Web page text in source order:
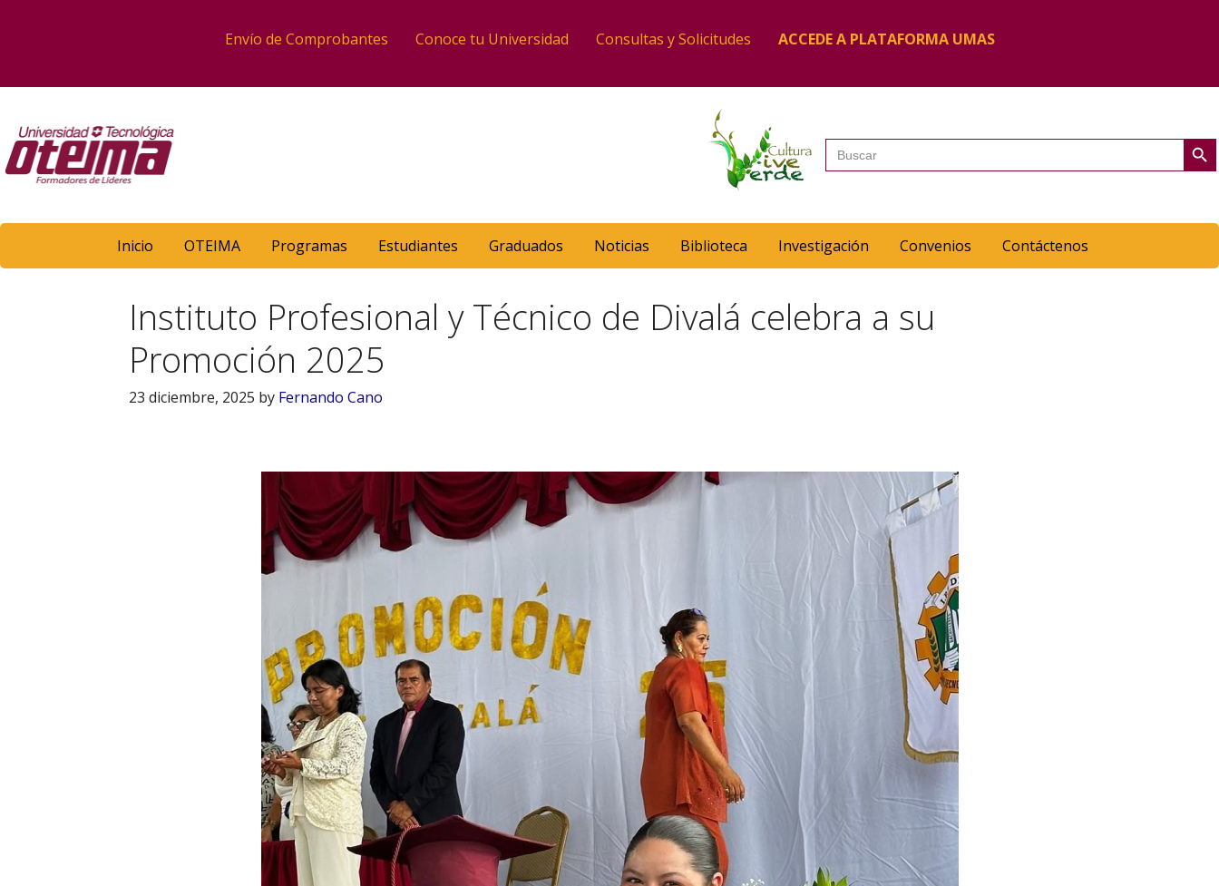
Envío de Comprobantes Conoce tu Universidad Consultas y Solicitudes ACCEDE A PLATAFORMA UMAS
Buscar: Botón de
Inicio OTEIMA Programas Estudiantes Graduados Noticias Biblioteca Investigación Convenios Contáctenos
Instituto Profesional y Técnico de Divalá celebra a su
Promoción 2025
23 diciembre, 2025 by Fernando Cano